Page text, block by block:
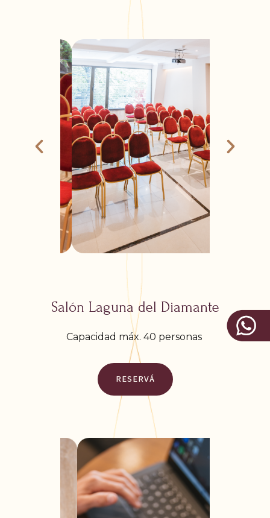
Salón Laguna del Diamante
Capacidad máx. 40 personas
RESERVÁ